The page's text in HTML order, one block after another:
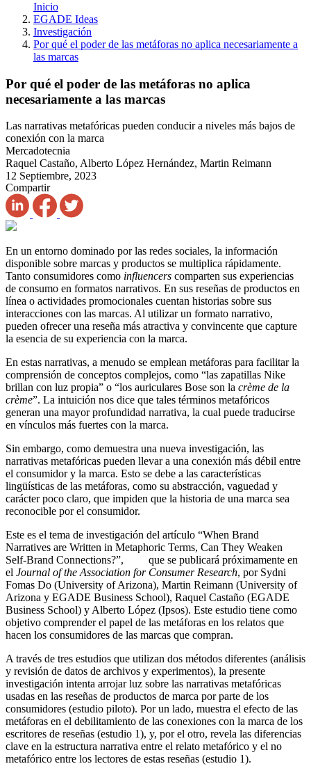
Inicio
EGADE Ideas
Investigación
Por qué el poder de las metáforas no aplica necesariamente a
las marcas
Por qué el poder de las metáforas no aplica
necesariamente a las marcas
Las narrativas metafóricas pueden conducir a niveles más bajos de
conexión con la marca
Mercadotecnia
Raquel Castaño, Alberto López Hernández, Martin Reimann
12 Septiembre, 2023
Compartir
En un entorno dominado por las redes sociales, la información
disponible sobre marcas y productos se multiplica rápidamente.
Tanto consumidores como influencers comparten sus experiencias
de consumo en formatos narrativos. En sus reseñas de productos en
línea o actividades promocionales cuentan historias sobre sus
interacciones con las marcas. Al utilizar un formato narrativo,
pueden ofrecer una reseña más atractiva y convincente que capture
la esencia de su experiencia con la marca.
En estas narrativas, a menudo se emplean metáforas para facilitar la
comprensión de conceptos complejos, como “las zapatillas Nike
brillan con luz propia” o “los auriculares Bose son la crème de la
crème”. La intuición nos dice que tales términos metafóricos
generan una mayor profundidad narrativa, la cual puede traducirse
en vínculos más fuertes con la marca.
Sin embargo, como demuestra una nueva investigación, las
narrativas metafóricas pueden llevar a una conexión más débil entre
el consumidor y la marca. Esto se debe a las características
lingüísticas de las metáforas, como su abstracción, vaguedad y
carácter poco claro, que impiden que la historia de una marca sea
reconocible por el consumidor.
Este es el tema de investigación del artículo “When Brand
Narratives are Written in Metaphoric Terms, Can They Weaken
Self-Brand Connections?”, que se publicará próximamente en
el Journal of the Association for Consumer Research, por Sydni
Fomas Do (University of Arizona), Martin Reimann (University of
Arizona y EGADE Business School), Raquel Castaño (EGADE
Business School) y Alberto López (Ipsos). Este estudio tiene como
objetivo comprender el papel de las metáforas en los relatos que
hacen los consumidores de las marcas que compran.
A través de tres estudios que utilizan dos métodos diferentes (análisis
y revisión de datos de archivos y experimentos), la presente
investigación intenta arrojar luz sobre las narrativas metafóricas
usadas en las reseñas de productos de marca por parte de los
consumidores (estudio piloto). Por un lado, muestra el efecto de las
metáforas en el debilitamiento de las conexiones con la marca de los
escritores de reseñas (estudio 1), y, por el otro, revela las diferencias
clave en la estructura narrativa entre el relato metafórico y el no
metafórico entre los lectores de estas reseñas (estudio 1).